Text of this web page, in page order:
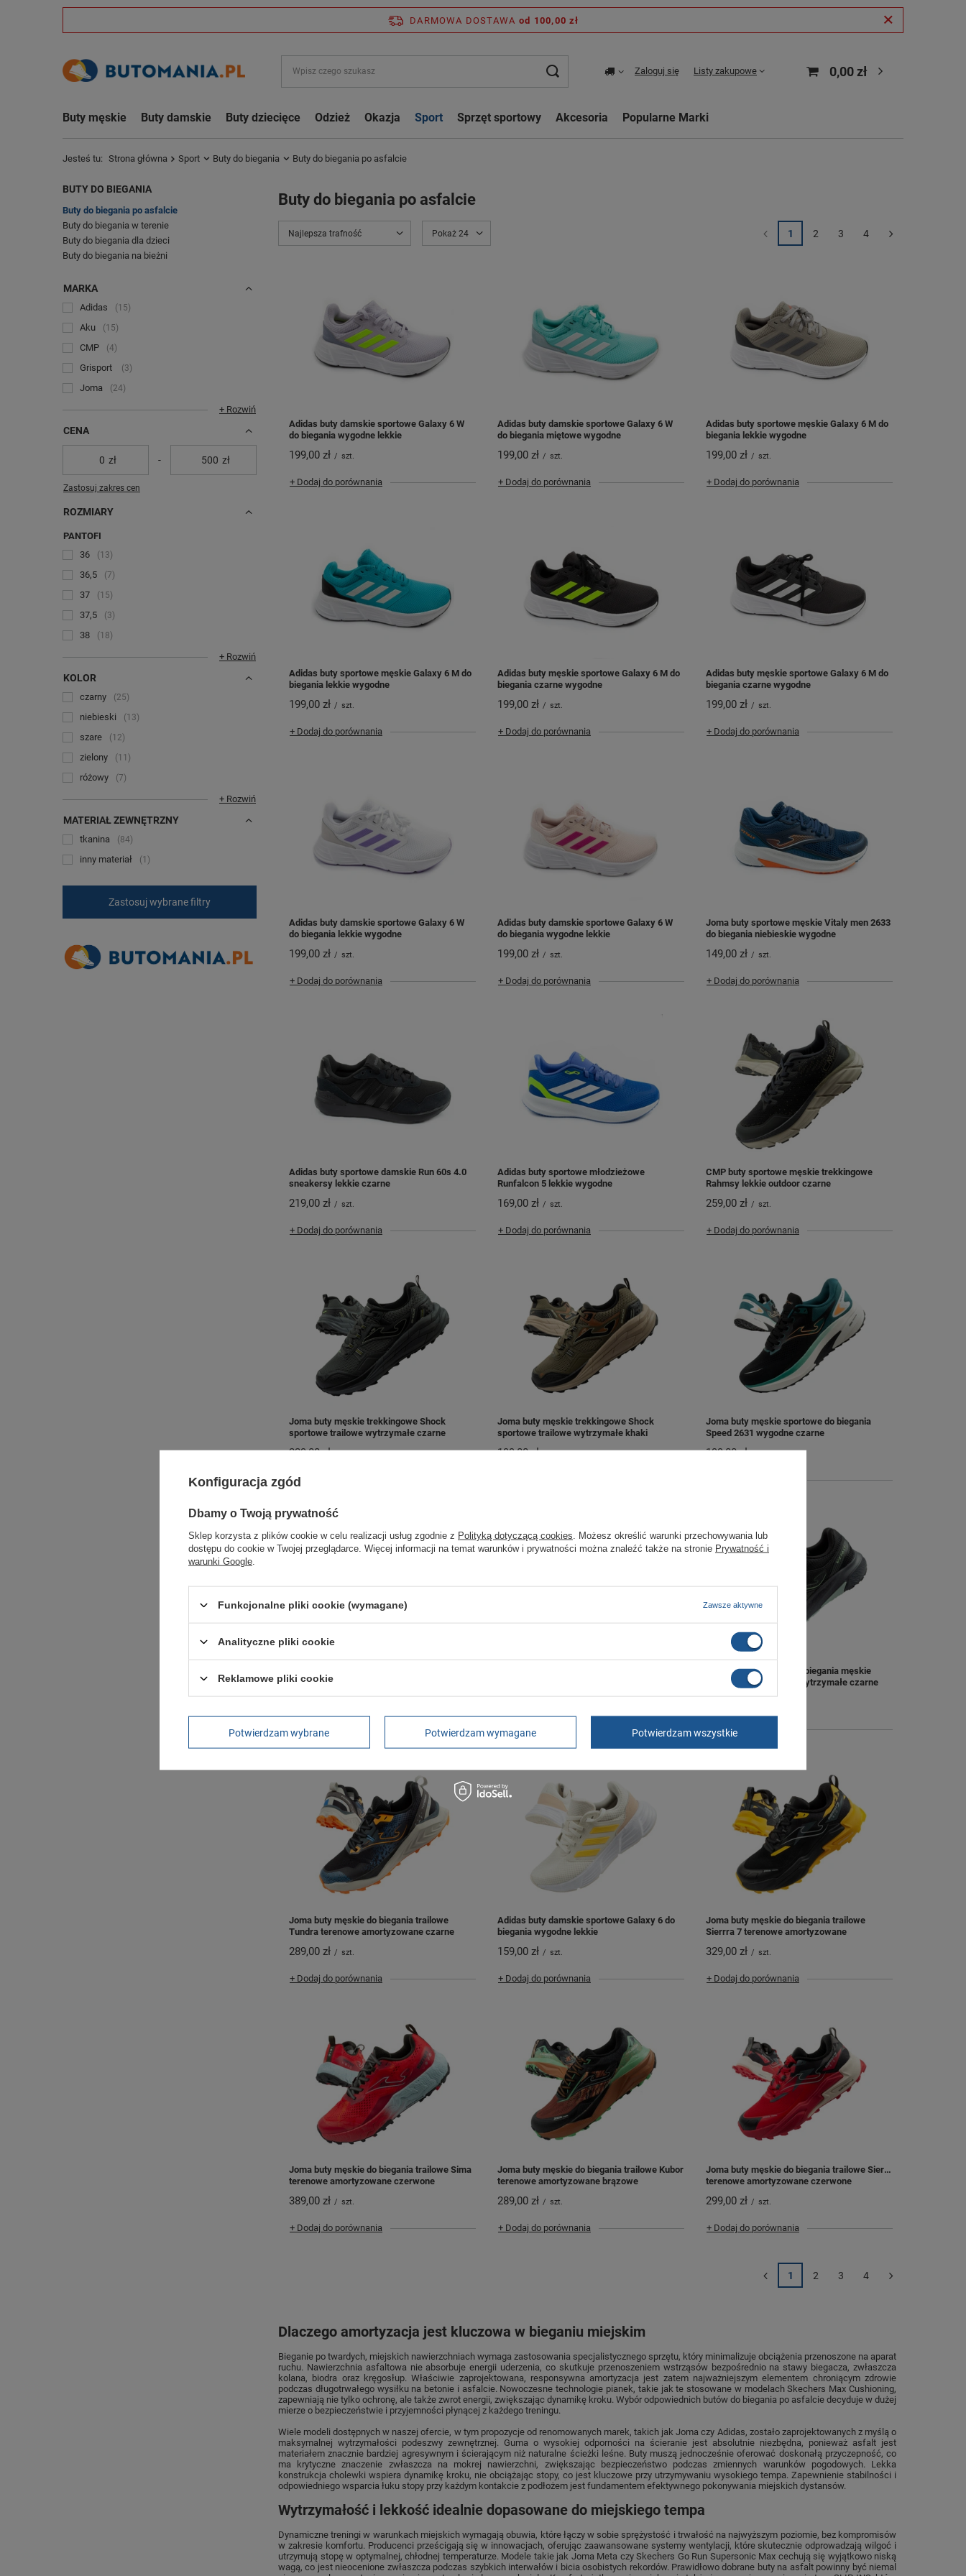
DARMOWA DOSTAWA od 100,00 zł
Zaloguj się Listy zakupowe 0,00 zł
Buty męskie Buty damskie Buty dziecięce Odzież Okazja Sport Sprzęt sportowy Akcesoria Popularne Marki
Jesteś tu: Strona główna Sport Buty do biegania Buty do biegania po asfalcie
BUTY DO BIEGANIA
Buty do biegania po asfalcie
Buty do biegania w terenie
Buty do biegania dla dzieci
Buty do biegania na bieżni
MARKA
Adidas 15
Aku 15
CMP 4
Grisport 3
Joma 24
+ Rozwiń
CENA
zł - zł
Zastosuj zakres cen
ROZMIARY
PANTOFI
36
13
36,5 7
37 15
37,5 3
38 18
+ Rozwiń
KOLOR
czarny 25
niebieski 13
szare 12
zielony 11
różowy 7
+ Rozwiń
MATERIAŁ ZEWNĘTRZNY
tkanina 84
inny materiał 1
Zastosuj wybrane filtry
Buty do biegania po asfalcie
Najlepsza trafność Pokaż 24 1 2 3 4
Adidas buty damskie sportowe Galaxy 6 W
do biegania wygodne lekkie
199,00 zł / szt.
+ Dodaj do porównania
Adidas buty damskie sportowe Galaxy 6 W
do biegania miętowe wygodne
199,00 zł / szt.
+ Dodaj do porównania
Adidas buty sportowe męskie Galaxy 6 M do
biegania lekkie wygodne
199,00 zł / szt.
+ Dodaj do porównania
Adidas buty sportowe męskie Galaxy 6 M do
biegania lekkie wygodne
199,00 zł / szt.
+ Dodaj do porównania
Adidas buty męskie sportowe Galaxy 6 M do
biegania czarne wygodne
199,00 zł / szt.
+ Dodaj do porównania
Adidas buty męskie sportowe Galaxy 6 M do
biegania czarne wygodne
199,00 zł / szt.
+ Dodaj do porównania
Adidas buty damskie sportowe Galaxy 6 W
do biegania lekkie wygodne
199,00 zł / szt.
+ Dodaj do porównania
Adidas buty damskie sportowe Galaxy 6 W
do biegania wygodne lekkie
199,00 zł / szt.
+ Dodaj do porównania
Joma buty sportowe męskie Vitaly men 2633
do biegania niebieskie wygodne
149,00 zł / szt.
+ Dodaj do porównania
Adidas buty sportowe damskie Run 60s 4.0
sneakersy lekkie czarne
219,00 zł / szt.
+ Dodaj do porównania
Adidas buty sportowe młodzieżowe
Runfalcon 5 lekkie wygodne
169,00 zł / szt.
+ Dodaj do porównania
CMP buty sportowe męskie trekkingowe
Rahmsy lekkie outdoor czarne
259,00 zł / szt.
+ Dodaj do porównania
Joma buty męskie trekkingowe Shock
sportowe trailowe wytrzymałe czarne
229,00 zł / szt.
+ Dodaj do porównania
Joma buty męskie trekkingowe Shock
sportowe trailowe wytrzymałe khaki
199,00 zł / szt.
Joma buty męskie sportowe do biegania
Speed 2631 wygodne czarne
199,00 zł / szt.
Elevate 2.0 SLIP-INS białe
+ Dodaj do porównania + Dodaj do porównania
Joma buty sportowe do biegania męskie
Vitaly lekkie wygodne wytrzymałe czarne
+ Dodaj do porównania
Joma buty męskie do biegania trailowe
Tundra terenowe amortyzowane czarne
289,00 zł / szt.
+ Dodaj do porównania
Adidas buty damskie sportowe Galaxy 6 do
biegania wygodne lekkie
159,00 zł / szt.
+ Dodaj do porównania
Joma buty męskie do biegania trailowe
Sierrra 7 terenowe amortyzowane
329,00 zł / szt.
+ Dodaj do porównania
Joma buty męskie do biegania trailowe Sima
terenowe amortyzowane czerwone
389,00 zł / szt.
+ Dodaj do porównania
Joma buty męskie do biegania trailowe Kubor
terenowe amortyzowane brązowe
289,00 zł / szt.
+ Dodaj do porównania
Joma buty męskie do biegania trailowe Sierra
terenowe amortyzowane czerwone
299,00 zł / szt.
+ Dodaj do porównania
1 2 3 4
Dlaczego amortyzacja jest kluczowa w bieganiu miejskim
Bieganie po twardych, miejskich nawierzchniach wymaga zastosowania specjalistycznego sprzętu, który minimalizuje obciążenia przenoszone na aparat
ruchu. Nawierzchnia asfaltowa nie absorbuje energii uderzenia, co skutkuje przenoszeniem wstrząsów bezpośrednio na stawy biegacza, zwłaszcza
kolana, biodra oraz kręgosłup. Właściwie zaprojektowana, responsywna amortyzacja jest zatem najważniejszym elementem chroniącym zdrowie
podczas długotrwałego wysiłku na betonie i asfalcie. Nowoczesne technologie pianek, takie jak te stosowane w modelach Skechers Max Cushioning,
zapewniają nie tylko ochronę, ale także zwrot energii, zwiększając dynamikę kroku. Wybór odpowiednich butów do biegania po asfalcie decyduje w dużej
mierze o bezpieczeństwie i przyjemności płynącej z każdego treningu.
Wiele modeli dostępnych w naszej ofercie, w tym propozycje od renomowanych marek, takich jak Joma czy Adidas, zostało zaprojektowanych z myślą o
maksymalnej wytrzymałości podeszwy zewnętrznej. Guma o wysokiej odporności na ścieranie jest absolutnie niezbędna, ponieważ asfalt jest
materiałem znacznie bardziej agresywnym i ścierającym niż naturalne ścieżki leśne. Buty muszą jednocześnie oferować doskonałą przyczepność, co
ma krytyczne znaczenie zwłaszcza na mokrej nawierzchni, zwiększając bezpieczeństwo podczas zmiennych warunków pogodowych. Lekka
konstrukcja cholewki wspiera dynamikę kroku, nie obciążając stopy, co jest kluczowe przy utrzymywaniu wysokiego tempa. Zapewnienie stabilności i
odpowiedniego wsparcia łuku stopy przy każdym kontakcie z podłożem jest fundamentem efektywnego pokonywania miejskich dystansów.
Wytrzymałość i lekkość idealnie dopasowane do miejskiego tempa
Dynamiczne treningi w warunkach miejskich wymagają obuwia, które łączy w sobie sprężystość i trwałość na najwyższym poziomie, bez kompromisów
w zakresie komfortu. Producenci prześcigają się w innowacjach, oferując zaawansowane systemy wentylacji, które skutecznie odprowadzają wilgoć i
utrzymują stopę w optymalnej, chłodnej temperaturze. Modele takie jak Joma Meta czy Skechers Go Run Supersonic Max cechują się wyjątkowo niską
wagą, co jest nieocenione zwłaszcza podczas szybkich interwałów i bicia osobistych rekordów. Prawidłowo dobrane buty na asfalt powinny być niemal
Konfiguracja zgód
Dbamy o Twoją prywatność
Sklep korzysta z plików cookie w celu realizacji usług zgodnie z Polityką dotyczącą cookies . Możesz określić warunki przechowywania lub
dostępu do cookie w Twojej przeglądarce. Więcej informacji na temat warunków i prywatności można znaleźć także na stronie Prywatność i
warunki Google
Funkcjonalne pliki cookie (wymagane) Zawsze aktywne
Analityczne pliki cookie
Reklamowe pliki cookie
Potwierdzam wybrane Potwierdzam wymagane Potwierdzam wszystkie